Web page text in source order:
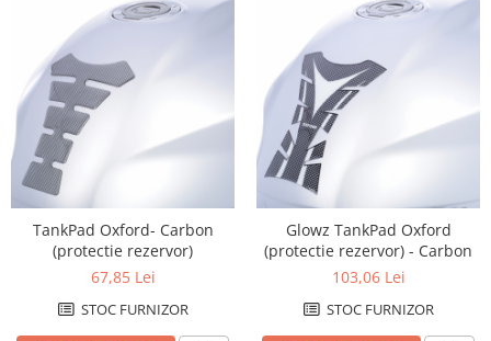
TankPad Oxford- Carbon
(protectie rezervor)
67,85 Lei
STOC FURNIZOR
Glowz TankPad Oxford
(protectie rezervor) - Carbon
103,06 Lei
STOC FURNIZOR